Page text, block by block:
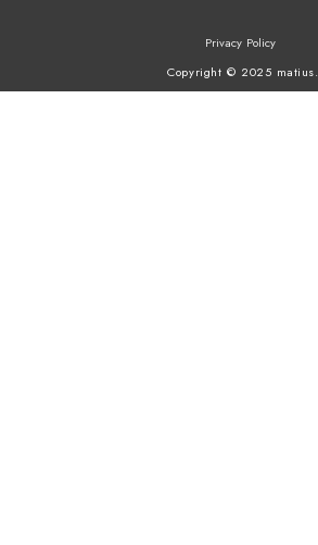
Privacy Policy
Copyright ©︎ 2025 matius.